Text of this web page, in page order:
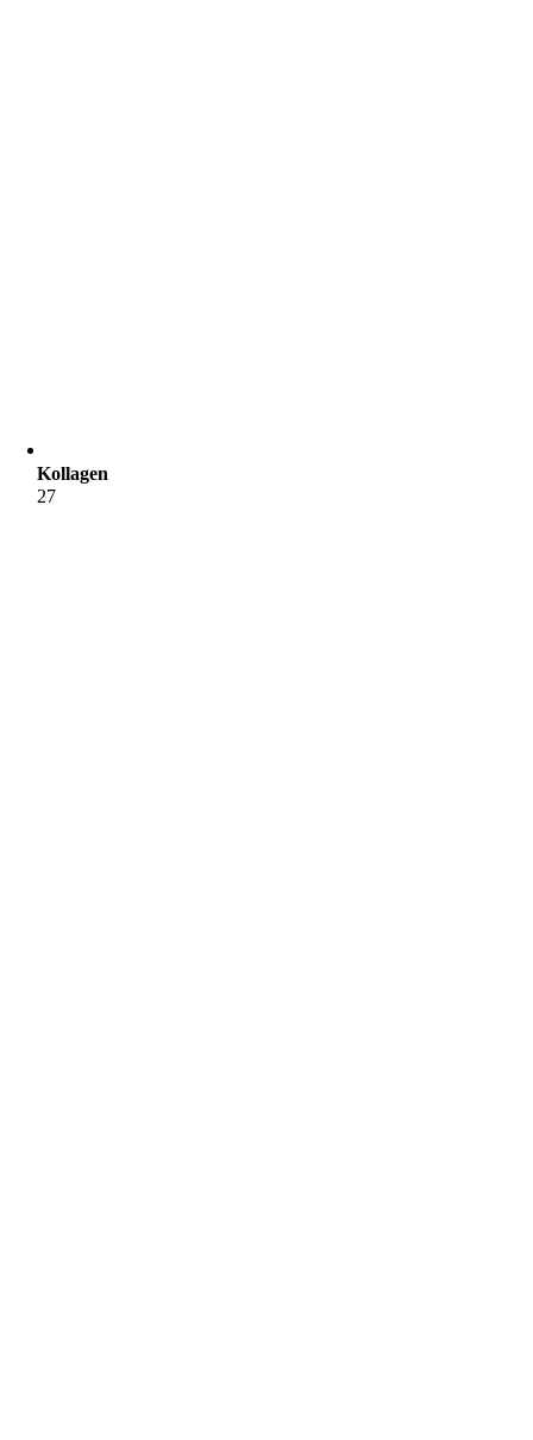
Kollagen
27